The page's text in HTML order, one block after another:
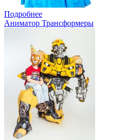
Подробнее
Аниматор Трансформеры